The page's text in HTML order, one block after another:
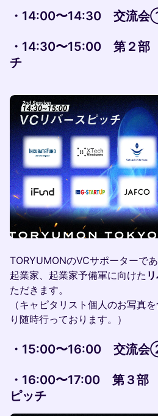
・14:00〜14:30 交流
・14:30〜15:00 第２部
チ
TORYUMONのVCサポーターで
起業家、起業家予備軍に向けた
ただきます。
（キャピタリスト個人のお写真
り随時行っております。）
・15:00〜16:00 交流
・16:00〜17:00
第３部
ピッチ